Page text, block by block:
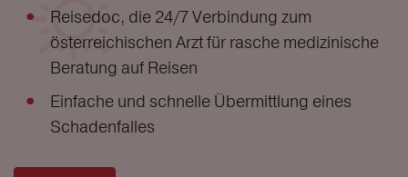
Reisedoc, die 24/7 Verbindung zum
österreichischen Arzt für rasche medizinische
Beratung auf Reisen
Einfache und schnelle Übermittlung eines
Schadenfalles